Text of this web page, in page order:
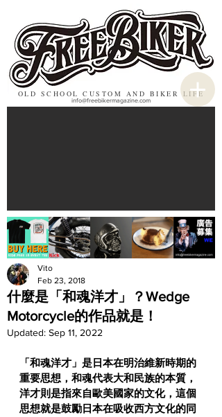
OLD SCHOOL CUSTOM AND BIKER LIFE
info@freebikermagazine.com
什麼是「和魂洋才」？Wedge
Motorcycle的作品就是！
Vito
Feb 23, 2018
Updated: Sep 11, 2022
「和魂洋才」是日本在明治維新時期的
重要思想，和魂代表大和民族的本質，
洋才則是指來自歐美國家的文化，這個
思想就是鼓勵日本在吸收西方文化的同